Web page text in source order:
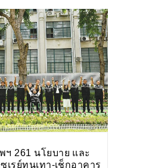
ฯ 261 นโยบาย และ
ซเรย์ทุนเทา-เช็กอาคาร